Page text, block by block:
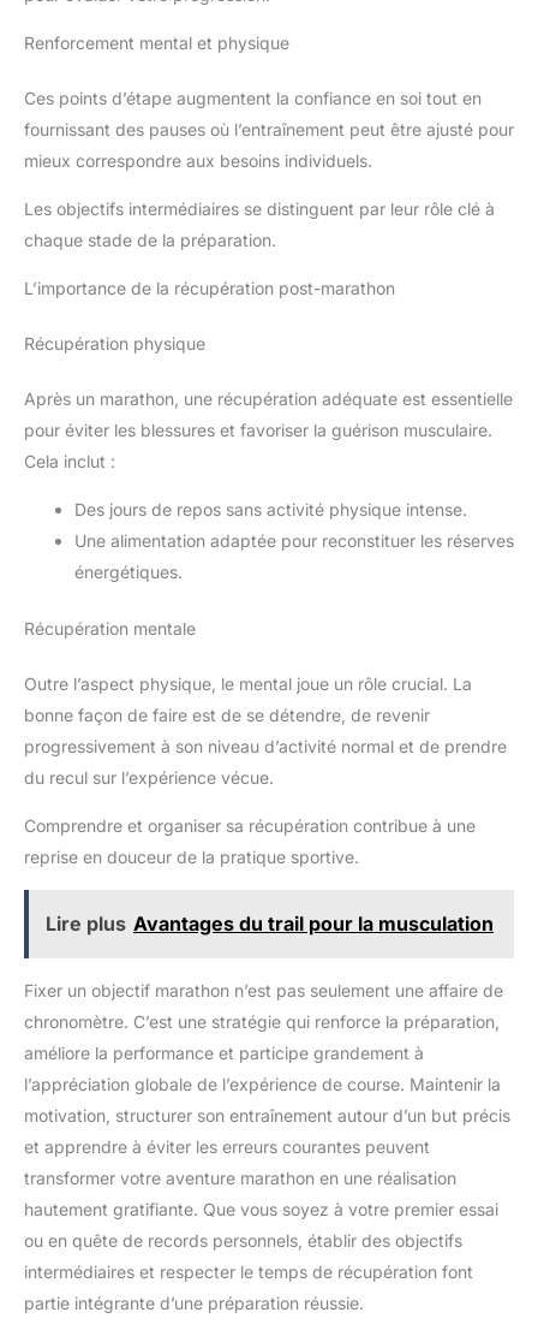
Renforcement mental et physique
Ces points d’étape augmentent la confiance en soi tout en
fournissant des pauses où l’entraînement peut être ajusté pour
mieux correspondre aux besoins individuels.
Les objectifs intermédiaires se distinguent par leur rôle clé à
chaque stade de la préparation.
L’importance de la récupération post-marathon
Récupération physique
Après un marathon, une récupération adéquate est essentielle
pour éviter les blessures et favoriser la guérison musculaire.
Cela inclut :
Des jours de repos sans activité physique intense.
Une alimentation adaptée pour reconstituer les réserves
énergétiques.
Récupération mentale
Outre l’aspect physique, le mental joue un rôle crucial. La
bonne façon de faire est de se détendre, de revenir
progressivement à son niveau d’activité normal et de prendre
du recul sur l’expérience vécue.
Comprendre et organiser sa récupération contribue à une
reprise en douceur de la pratique sportive.
Lire plus Avantages du trail pour la musculation
Fixer un objectif marathon n’est pas seulement une affaire de
chronomètre. C’est une stratégie qui renforce la préparation,
améliore la performance et participe grandement à
l’appréciation globale de l’expérience de course. Maintenir la
motivation, structurer son entraînement autour d’un but précis
et apprendre à éviter les erreurs courantes peuvent
transformer votre aventure marathon en une réalisation
hautement gratifiante. Que vous soyez à votre premier essai
ou en quête de records personnels, établir des objectifs
intermédiaires et respecter le temps de récupération font
partie intégrante d’une préparation réussie.